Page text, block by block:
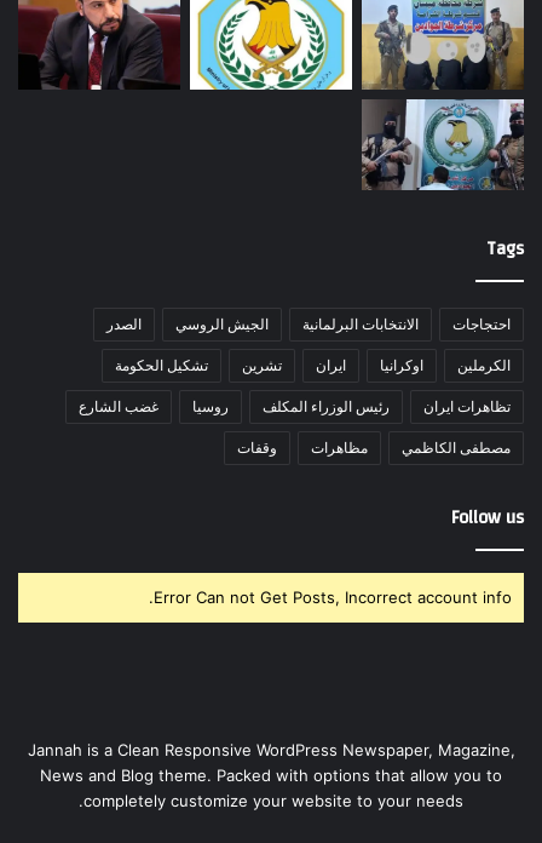
Tags
احتجاجات الانتخابات البرلمانية الجيش الروسي الصدر
الكرملين اوكرانيا ايران تشرين تشكيل الحكومة
تظاهرات ايران رئيس الوزراء المكلف روسيا غضب الشارع
مصطفى الكاظمي مظاهرات وقفات
Follow us
Error Can not Get Posts, Incorrect account info.
Jannah is a Clean Responsive WordPress Newspaper, Magazine,
News and Blog theme. Packed with options that allow you to
completely customize your website to your needs.